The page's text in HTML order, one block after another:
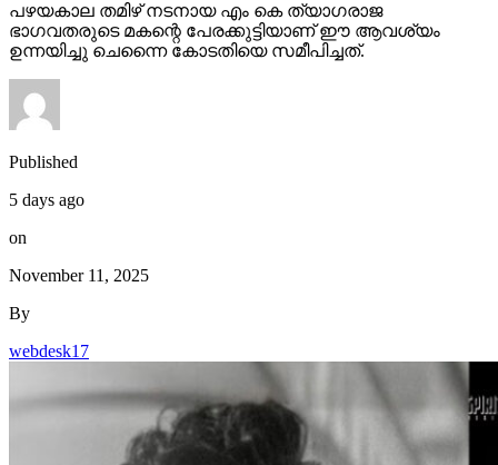
പഴയകാല തമിഴ് നടനായ എം കെ ത്യാഗരാജ
ഭാഗവതരുടെ മകന്റെ പേരക്കുട്ടിയാണ് ഈ ആവശ്യം
ഉന്നയിച്ചു ചെന്നൈ കോടതിയെ സമീപിച്ചത്.
Published
5 days ago
on
November 11, 2025
By
webdesk17